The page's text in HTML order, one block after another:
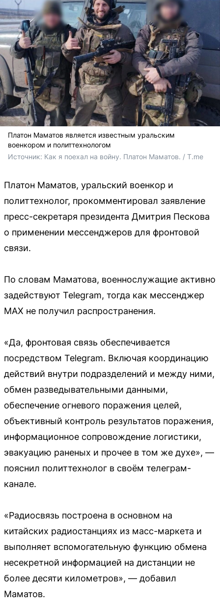
Платон Маматов является известным уральским
военкором и политтехнологом
Источник: Как я поехал на войну. Платон Маматов. / T.me
Платон Маматов, уральский военкор и
политтехнолог, прокомментировал заявление
пресс-секретаря президента Дмитрия Пескова
о применении мессенджеров для фронтовой
связи.
По словам Маматова, военнослужащие активно
задействуют Telegram, тогда как мессенджер
MAX не получил распространения.
«Да, фронтовая связь обеспечивается
посредством Telegram. Включая координацию
действий внутри подразделений и между ними,
обмен разведывательными данными,
обеспечение огневого поражения целей,
объективный контроль результатов поражения,
информационное сопровождение логистики,
эвакуацию раненых и прочее в том же духе», —
пояснил политтехнолог в своём телеграм-
канале.
«Радиосвязь построена в основном на
китайских радиостанциях из масс-маркета и
выполняет вспомогательную функцию обмена
несекретной информацией на дистанции не
более десяти километров», — добавил
Маматов.